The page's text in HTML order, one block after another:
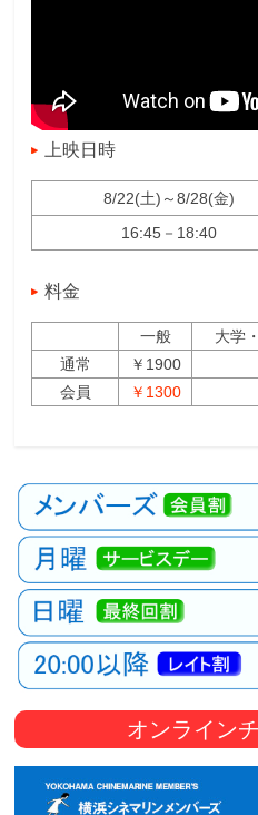
上映日時
8/22(土)～8/28(金)
16:45－18:40
料金
一般 大学
通常
￥1900
会員
￥1300
オンライン